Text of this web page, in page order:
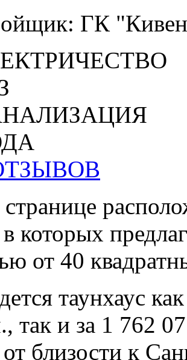
ГК
которых
от 40
таунхаус
так и за 1 762
от близости к